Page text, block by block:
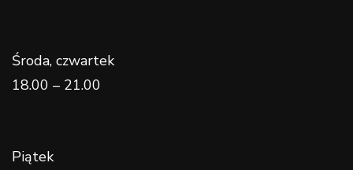
Środa, czwartek
18.00 – 21.00
Piątek